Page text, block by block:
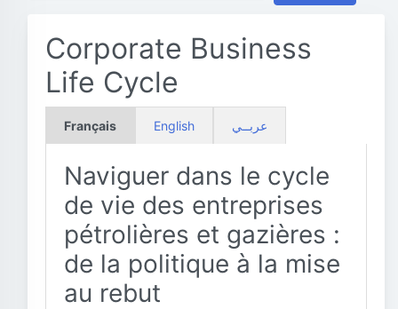
Corporate Business
Life Cycle
Français English عربــي
Naviguer dans le cycle
de vie des entreprises
pétrolières et gazières :
de la politique à la mise
au rebut